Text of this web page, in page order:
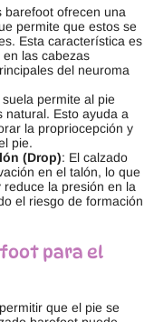
barefoot ofrecen una
permite que estos se
Esta característica es
las cabezas
del neuroma
permite al pie
natural. Esto ayuda a
la propriocepción y
pie.
(Drop): El calzado
en el talón, lo que
la presión en la
el riesgo de formación
para el
que el pie se